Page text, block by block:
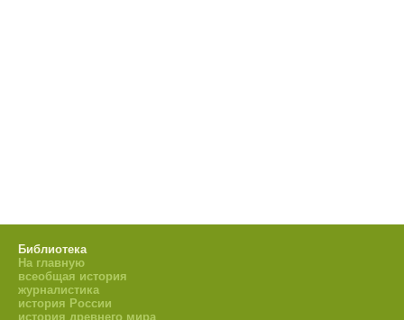
Библиотека
На главную
всеобщая история
журналистика
история России
история древнего мира